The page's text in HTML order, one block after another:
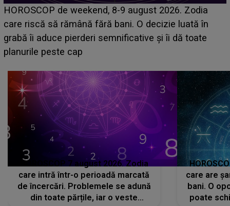
Emanuel a ținut ACEST DETALIU ASCUNS până
acum! În fața Alexandrei, concurentul din Casa Iubirii
face o MĂRTURISIRE NEAȘTEPTATĂ despre mama
sa: "I-am spus și ei în față, eu nu te iubesc pentru
HOROSCOP 7 august 2026. Zodia
care intră într-o perioadă marcată
de încercări. Problemele se adună
din toate părțile, iar o veste
care are
bani. O
poate